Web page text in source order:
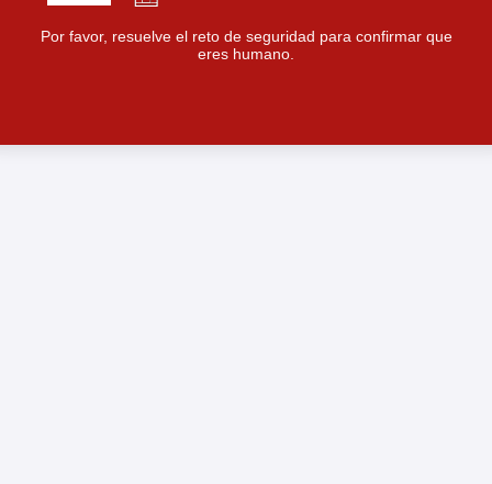
Por favor, resuelve el reto de seguridad para confirmar que
eres humano.